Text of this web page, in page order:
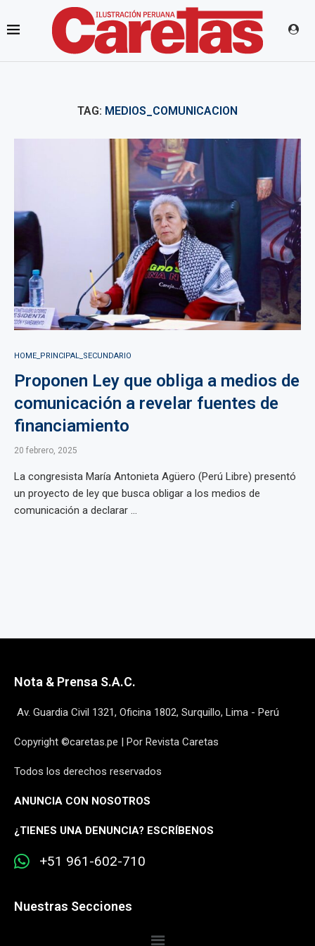
TAG: MEDIOS_COMUNICACION
HOME_PRINCIPAL_SECUNDARIO
Proponen Ley que obliga a medios de
comunicación a revelar fuentes de
financiamiento
20 febrero, 2025
La congresista María Antonieta Agüero (Perú Libre) presentó
un proyecto de ley que busca obligar a los medios de
comunicación a declarar ...
Nota & Prensa S.A.C.
Av. Guardia Civil 1321, Oficina 1802, Surquillo, Lima - Perú
Copyright ©caretas.pe | Por Revista Caretas
Todos los derechos reservados
ANUNCIA CON NOSOTROS
¿TIENES UNA DENUNCIA? ESCRÍBENOS
+51 961-602-710
Nuestras Secciones